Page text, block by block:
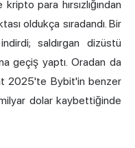
para hırsızlığından
oldukça sıradandı. Bir
saldırgan dizüstü
geçiş yaptı. Oradan da
2025'te Bybit'in benzer
dolar kaybettiğinde